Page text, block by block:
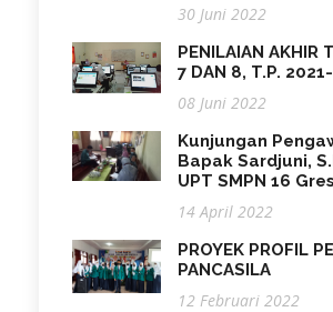
30 Juni 2022
PENILAIAN AKHIR
7 DAN 8, T.P.
08 Juni 2022
Kunjungan
Bapak Sardjuni,
UPT SMPN 16
14 April 2022
PROYEK PROFIL
PANCASILA
12 Februari 2022